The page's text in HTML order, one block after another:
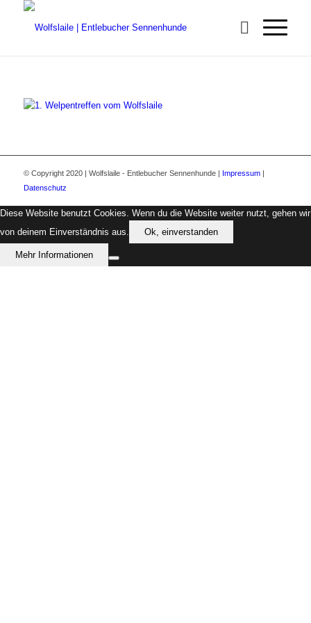
© Copyright 2020 | Wolfslaile - Entlebucher Sennenhunde | Impressum|
Datenschutz
Diese Website benutzt Cookies. Wenn du die Website weiter nutzt, gehen wir
von deinem Einverständnis aus.
Ok, einverstanden
Mehr Informationen